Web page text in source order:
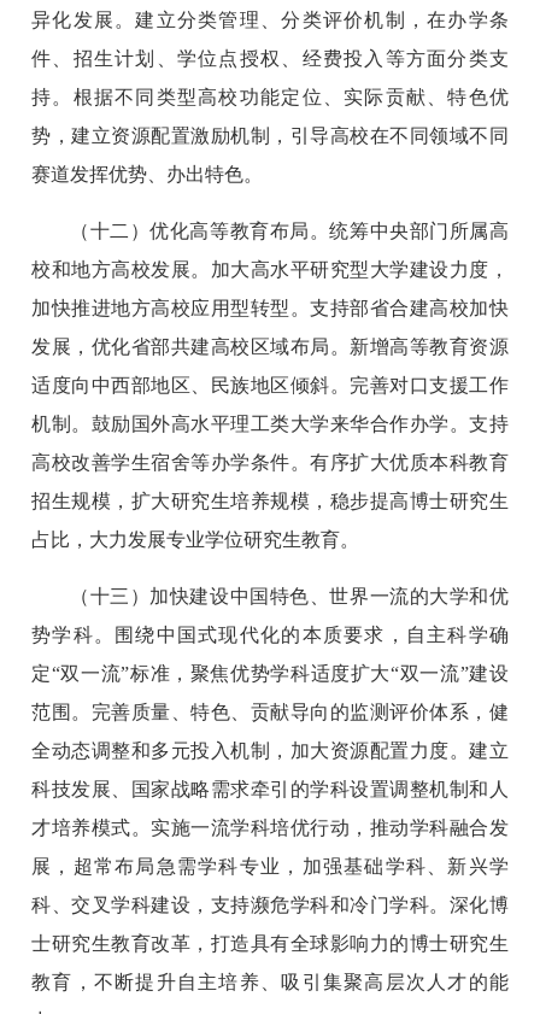
异化发展。建立分类管理、分类评价机制，在办学条
件、招生计划、学位点授权、经费投入等方面分类支
持。根据不同类型高校功能定位、实际贡献、特色优
势，建立资源配置激励机制，引导高校在不同领域不同
赛道发挥优势、办出特色。
（十二）优化高等教育布局。统筹中央部门所属高
校和地方高校发展。加大高水平研究型大学建设力度，
加快推进地方高校应用型转型。支持部省合建高校加快
发展，优化省部共建高校区域布局。新增高等教育资源
适度向中西部地区、民族地区倾斜。完善对口支援工作
机制。鼓励国外高水平理工类大学来华合作办学。支持
高校改善学生宿舍等办学条件。有序扩大优质本科教育
招生规模，扩大研究生培养规模，稳步提高博士研究生
占比，大力发展专业学位研究生教育。
（十三）加快建设中国特色、世界一流的大学和优
势学科。围绕中国式现代化的本质要求，自主科学确
定“双一流”标准，聚焦优势学科适度扩大“双一流”建设
范围。完善质量、特色、贡献导向的监测评价体系，健
全动态调整和多元投入机制，加大资源配置力度。建立
科技发展、国家战略需求牵引的学科设置调整机制和人
才培养模式。实施一流学科培优行动，推动学科融合发
展，超常布局急需学科专业，加强基础学科、新兴学
科、交叉学科建设，支持濒危学科和冷门学科。深化博
士研究生教育改革，打造具有全球影响力的博士研究生
教育，不断提升自主培养、吸引集聚高层次人才的能